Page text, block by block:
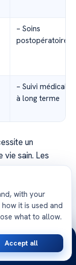
– Soins
postopératoires
– Suivi médical
à long terme
un
vie sain. Les
gérer les
suivi médical à
appropriés,
positive vers
with your
it is used and
what to allow.
Accept all
Opinion